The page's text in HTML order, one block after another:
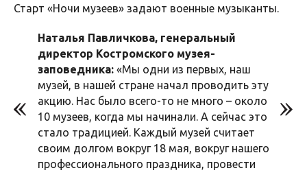
Старт «Ночи музеев» задают военные музыканты.
Наталья Павличкова, генеральный
директор Костромского музея-
заповедника: «Мы одни из первых, наш
музей, в нашей стране начал проводить эту
акцию. Нас было всего-то не много – около
10 музеев, когда мы начинали. А сейчас это
стало традицией. Каждый музей считает
своим долгом вокруг 18 мая, вокруг нашего
профессионального праздника, провести